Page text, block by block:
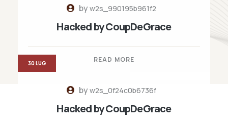
byw2s_990195b961f2
Hacked by CoupDeGrace
READ MORE
byw2s_0f24c0b6736f
Hacked by CoupDeGrace
30 LUG